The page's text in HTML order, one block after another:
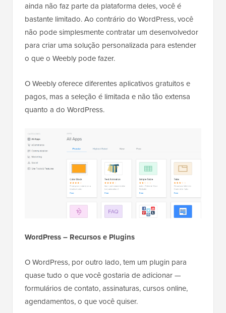
ainda não faz parte da plataforma deles, você é
bastante limitado. Ao contrário do WordPress, você
não pode simplesmente contratar um desenvolvedor
para criar uma solução personalizada para estender
o que o Weebly pode fazer.
O Weebly oferece diferentes aplicativos gratuitos e
pagos, mas a seleção é limitada e não tão extensa
quanto a do WordPress.
WordPress – Recursos e Plugins
O WordPress, por outro lado, tem um plugin para
quase tudo o que você gostaria de adicionar —
formulários de contato, assinaturas, cursos online,
agendamentos, o que você quiser.